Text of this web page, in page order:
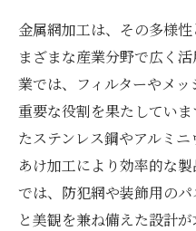
金属網加工は、その多様
まざまな産業分野で広く
業では、フィルターやメ
重要な役割を果たしてい
たステンレス鋼やアルミ
あけ加工により効率的な
では、防犯網や装飾用の
と美観を兼ね備えた設計